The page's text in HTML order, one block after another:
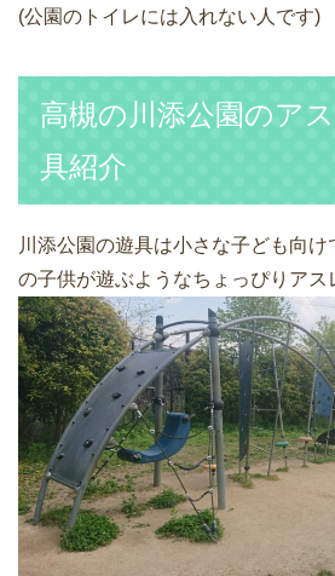
(公園のトイレには入れない人です)
高槻の川添公園のア
具紹介
川添公園の遊具は小さな子ども向
の子供が遊ぶようなちょっぴりアス